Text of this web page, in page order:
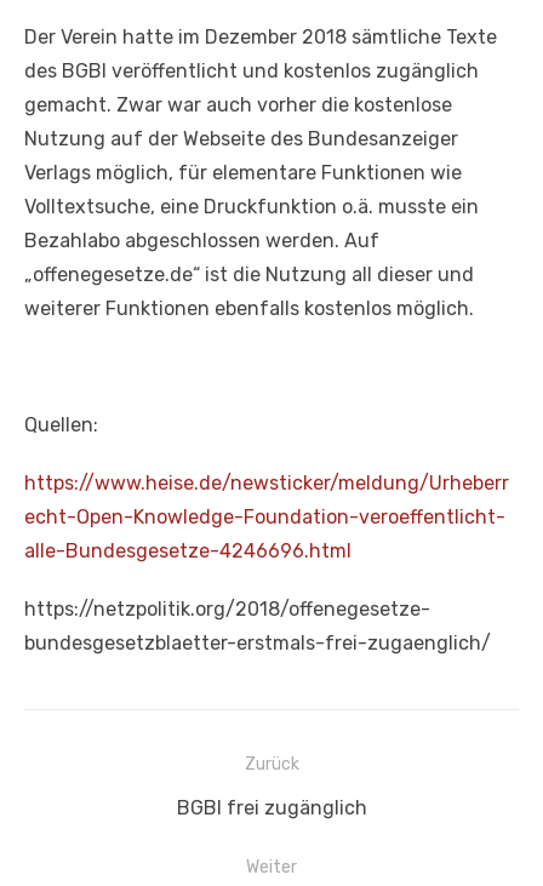
Der Verein hatte im Dezember 2018 sämtliche Texte
des BGBl veröffentlicht und kostenlos zugänglich
gemacht. Zwar war auch vorher die kostenlose
Nutzung auf der Webseite des Bundesanzeiger
Verlags möglich, für elementare Funktionen wie
Volltextsuche, eine Druckfunktion o.ä. musste ein
Bezahlabo abgeschlossen werden. Auf
„offenegesetze.de“ ist die Nutzung all dieser und
weiterer Funktionen ebenfalls kostenlos möglich.
Quellen:
https://www.heise.de/newsticker/meldung/Urheberr
echt-Open-Knowledge-Foundation-veroeffentlicht-
alle-Bundesgesetze-4246696.html
https://netzpolitik.org/2018/offenegesetze-
bundesgesetzblaetter-erstmals-frei-zugaenglich/
Beitragsnavigation
Zurück
Vorheriger
BGBl frei zugänglich
Weiter